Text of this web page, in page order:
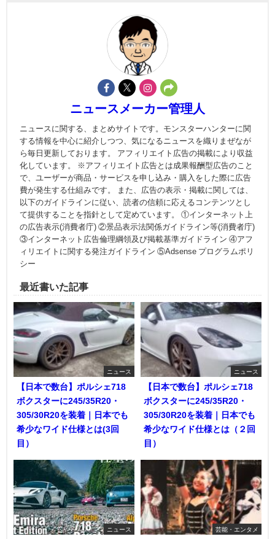
ニュースメーカー管理人
ニュースに関する、まとめサイトです。モンスターハンターに関
する情報を中心に紹介しつつ、気になるニュースを織りまぜなが
ら毎日更新しております。 アフィリエイト広告の掲載により収益
化しています。 ※アフィリエイト広告とは成果報酬型広告のこと
で、ユーザーが商品・サービスを申し込み・購入をした際に広告
費が発生する仕組みです。 また、広告の表示・掲載に関しては、
以下のガイドラインに従い、読者の信頼に応えるコンテンツとし
て提供することを指針として定めています。 ①インターネット上
の広告表示(消費者庁) ②景品表示法関係ガイドライン等(消費者庁)
③インターネット広告倫理綱領及び掲載基準ガイドライン ④アフ
ィリエイトに関する発注ガイドライン ⑤Adsense プログラムポリ
シー
最近書いた記事
ニュース
【日本で数台】ポルシェ718
ボクスターに245/35R20・
305/30R20を装着｜日本でも
希少なワイド仕様とは(3回
目）
ニュース
【日本で数台】ポルシェ718
ボクスターに245/35R20・
305/30R20を装着｜日本でも
希少なワイド仕様とは（２回
目）
ニュース 芸能・エンタメ